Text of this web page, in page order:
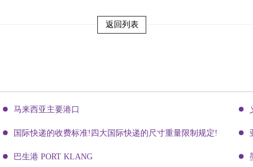
返回列表
马来西亚主要港口
国际快递的收费标准!四大国际快递的尺寸重量限制规定!
巴生港 PORT KLANG